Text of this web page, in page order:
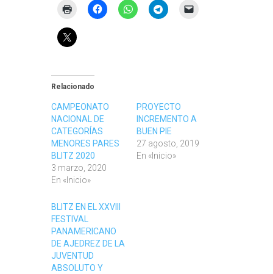
Relacionado
CAMPEONATO
NACIONAL DE
CATEGORÍAS
MENORES PARES
BLITZ 2020
3 marzo, 2020
En «Inicio»
PROYECTO
INCREMENTO A
BUEN PIE
27 agosto, 2019
En «Inicio»
BLITZ EN EL XXVIII
FESTIVAL
PANAMERICANO
DE AJEDREZ DE LA
JUVENTUD
ABSOLUTO Y